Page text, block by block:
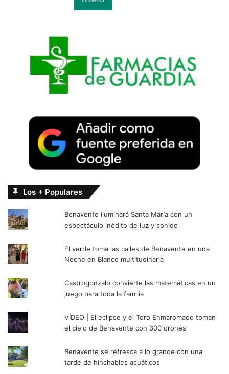
Los + Populares
Benavente iluminará Santa María con un
espectáculo inédito de luz y sonido
El verde toma las calles de Benavente en una
Noche en Blanco multitudinaria
Castrogonzalo convierte las matemáticas en un
juego para toda la familia
VÍDEO | El eclipse y el Toro Enmaromado toman
el cielo de Benavente con 300 drones
Benavente se refresca a lo grande con una
tarde de hinchables acuáticos